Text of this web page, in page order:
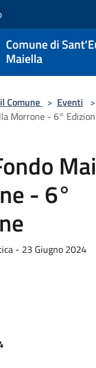
Comune di
Maiella
Comune > Eventi >
Morrone - 6°
- 6°
- 23 Giugno 2024